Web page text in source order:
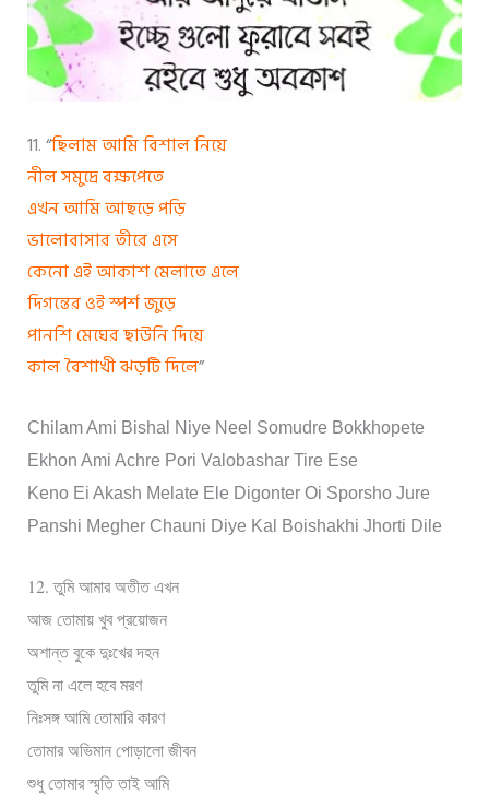
11. “ছিলাম আমি বিশাল নিয়ে
নীল সমুদ্রে বক্ষপেতে
এখন আমি আছড়ে পড়ি
ভালোবাসার তীরে এসে
কেনো এই আকাশ মেলাতে এলে
দিগন্তের ওই স্পর্শ জুড়ে
পানশি মেঘের ছাউনি দিয়ে
কাল বৈশাখী ঝড়টি দিলে”
Chilam Ami Bishal Niye Neel Somudre Bokkhopete
Ekhon Ami Achre Pori Valobashar Tire Ese
Keno Ei Akash Melate Ele Digonter Oi Sporsho Jure
Panshi Megher Chauni Diye Kal Boishakhi Jhorti Dile
12. তুমি আমার অতীত এখন
আজ তোমায় খুব প্রয়োজন
অশান্ত বুকে দুঃখের দহন
তুমি না এলে হবে মরণ
নিঃসঙ্গ আমি তোমারি কারণ
তোমার অভিমান পোড়ালো জীবন
শুধু তোমার স্মৃতি তাই আমি